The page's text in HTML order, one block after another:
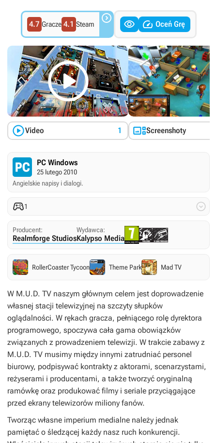
4.7 Gracze 4.1 Steam    Oceń Grę

Video 1 Screenshoty
PC Windows
25 lutego 2010
Angielskie napisy i dialogi.
1 
Producent:
Realmforge Studios
Wydawca:
Kalypso Media
RollerCoaster Tycoon Theme Park Mad TV
W M.U.D. TV naszym głównym celem jest doprowadzenie
własnej stacji telewizyjnej na szczyty słupków
oglądalności. W rękach gracza, pełniącego rolę dyrektora
programowego, spoczywa cała gama obowiązków
związanych z prowadzeniem telewizji. W trakcie zabawy z
M.U.D. TV musimy między innymi zatrudniać personel
biurowy, podpisywać kontrakty z aktorami, scenarzystami,
reżyserami i producentami, a także tworzyć oryginalną
ramówkę oraz produkować filmy i seriale przyciągające
przed ekrany telewizorów miliony fanów.
Tworząc własne imperium medialne należy jednak
pamiętać o śledzącej każdy nasz ruch konkurencji.